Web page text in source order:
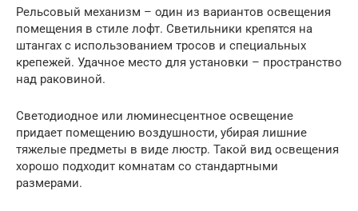
Рельсовый механизм – один из вариантов освещения
помещения в стиле лофт. Светильники крепятся на
штангах с использованием тросов и специальных
крепежей. Удачное место для установки – пространство
над раковиной.
Светодиодное или люминесцентное освещение
придает помещению воздушности, убирая лишние
тяжелые предметы в виде люстр. Такой вид освещения
хорошо подходит комнатам со стандартными
размерами.